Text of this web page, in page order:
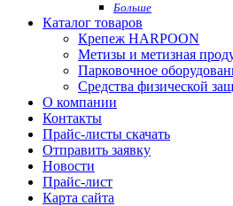
Больше
Каталог товаров
Крепеж HARPOON
Метизы и метизная
Парковочное
Средства физической
О компании
Контакты
Прайс-листы скачать
Отправить заявку
Новости
Прайс-лист
Карта сайта